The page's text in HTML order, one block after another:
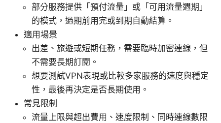
部分服務提供「預付流量」或「可用流量週期」
的模式，過期前用完或到期自動結算。
適用場景
出差、旅遊或短期任務，需要臨時加密連線，但
不需要長期訂閱。
想要測試VPN表現或比較多家服務的速度與穩定
性，最後再決定是否長期使用。
常見限制
流量上限與超出費用、速度限制、同時連線數限